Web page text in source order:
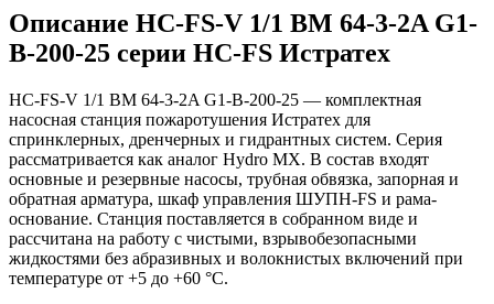
Описание HC-FS-V 1/1 BM 64-3-2A G1-
B-200-25 серии HC-FS Истратех
HC-FS-V 1/1 BM 64-3-2A G1-B-200-25 — комплектная
насосная станция пожаротушения Истратех для
спринклерных, дренчерных и гидрантных систем. Серия
рассматривается как аналог Hydro MX. В состав входят
основные и резервные насосы, трубная обвязка, запорная и
обратная арматура, шкаф управления ШУПН-FS и рама-
основание. Станция поставляется в собранном виде и
рассчитана на работу с чистыми, взрывобезопасными
жидкостями без абразивных и волокнистых включений при
температуре от +5 до +60 °С.